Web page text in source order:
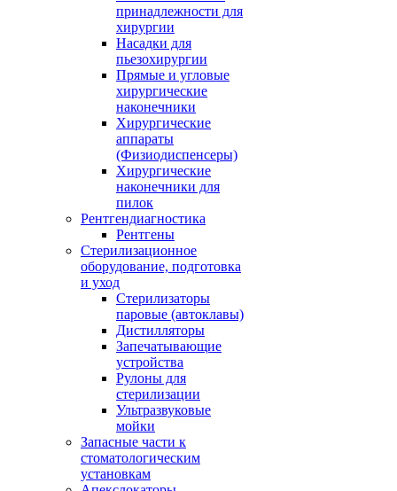
принадлежности для
хирургии
Насадки для
пьезохирургии
Прямые и угловые
хирургические
наконечники
Хирургические
аппараты
(Физиодиспенсеры)
Хирургические
наконечники для
пилок
Рентгендиагностика
Рентгены
Стерилизационное
оборудование, подготовка
и уход
Стерилизаторы
паровые (автоклавы)
Дистилляторы
Запечатывающие
устройства
Рулоны для
стерилизации
Ультразвуковые
мойки
Запасные части к
стоматологическим
установкам